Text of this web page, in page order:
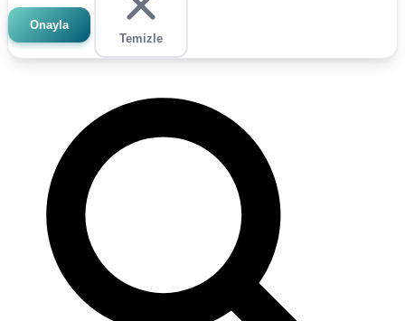
Onayla
Temizle